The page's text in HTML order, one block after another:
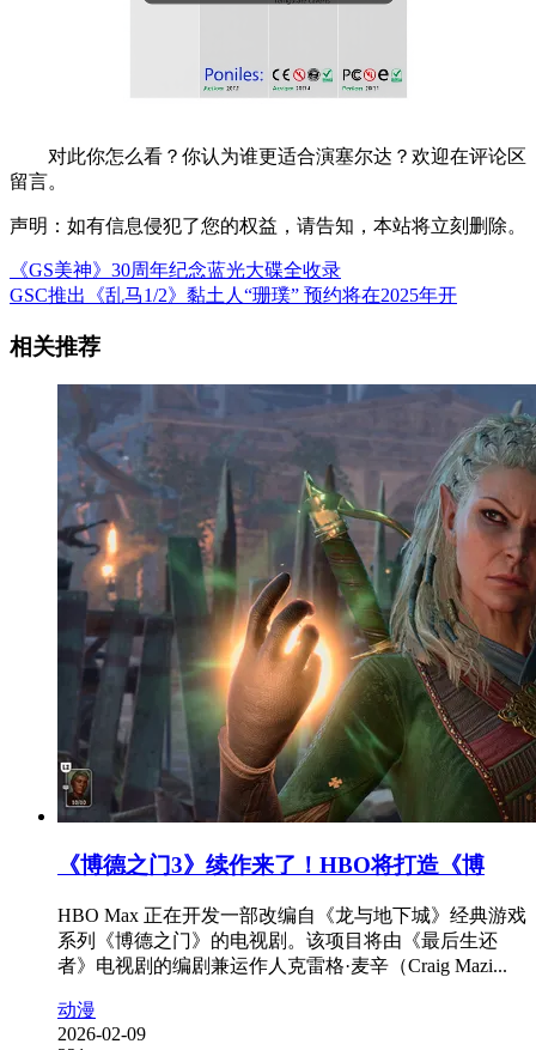
对此你怎么看？你认为谁更适合演塞尔达？欢迎在评论区
留言。
声明：如有信息侵犯了您的权益，请告知，本站将立刻删除。
《GS美神》30周年纪念蓝光大碟全收录
GSC推出《乱马1/2》黏土人“珊璞” 预约将在2025年开
相关推荐
《博德之门3》续作来了！HBO将打造《博
HBO Max 正在开发一部改编自《龙与地下城》经典游戏
系列《博德之门》的电视剧。该项目将由《最后生还
者》电视剧的编剧兼运作人克雷格·麦辛（Craig Mazi...
动漫
2026-02-09